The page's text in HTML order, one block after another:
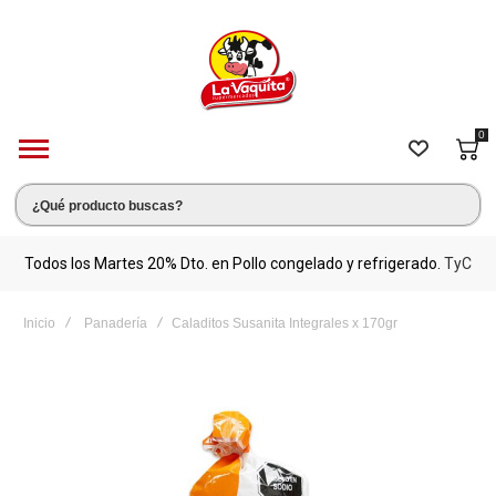
0
Todos los Martes 20% Dto. en Pollo congelado y refrigerado. TyC
Inicio Panadería Caladitos Susanita Integrales x 170gr